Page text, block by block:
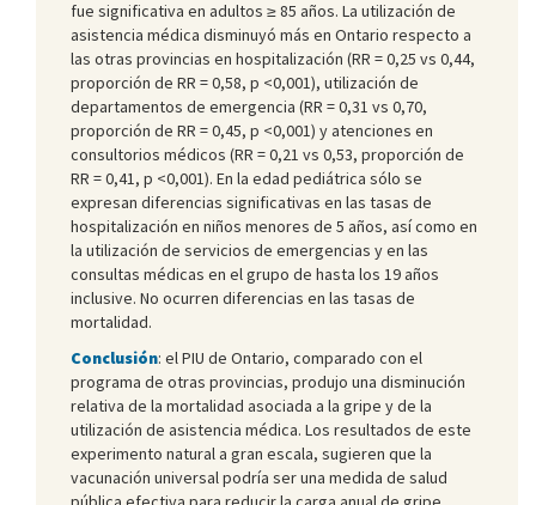
fue significativa en adultos ≥ 85 años. La utilización de
asistencia médica disminuyó más en Ontario respecto a
las otras provincias en hospitalización (RR = 0,25 vs 0,44,
proporción de RR = 0,58, p <0,001), utilización de
departamentos de emergencia (RR = 0,31 vs 0,70,
proporción de RR = 0,45, p <0,001) y atenciones en
consultorios médicos (RR = 0,21 vs 0,53, proporción de
RR = 0,41, p <0,001). En la edad pediátrica sólo se
expresan diferencias significativas en las tasas de
hospitalización en niños menores de 5 años, así como en
la utilización de servicios de emergencias y en las
consultas médicas en el grupo de hasta los 19 años
inclusive. No ocurren diferencias en las tasas de
mortalidad.
Conclusión: el PIU de Ontario, comparado con el
programa de otras provincias, produjo una disminución
relativa de la mortalidad asociada a la gripe y de la
utilización de asistencia médica. Los resultados de este
experimento natural a gran escala, sugieren que la
vacunación universal podría ser una medida de salud